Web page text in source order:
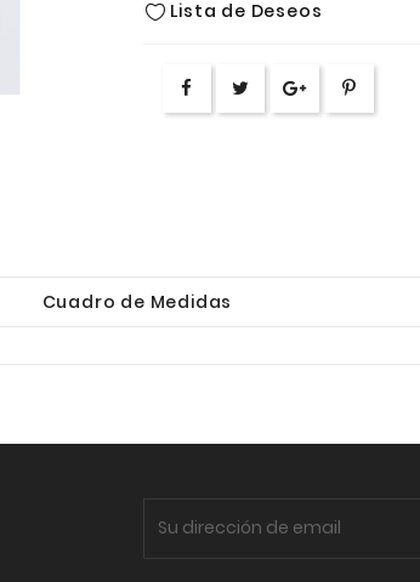
Lista de Deseos
Cuadro de Medidas